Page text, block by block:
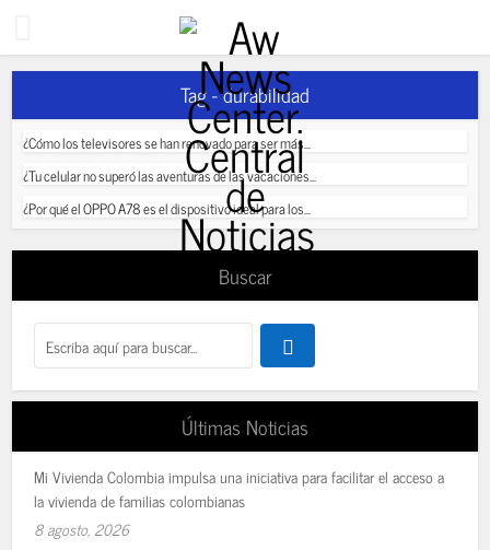
Tag - durabilidad
¿Cómo los televisores se han renovado para ser más...
¿Tu celular no superó las aventuras de las vacaciones...
¿Por qué el OPPO A78 es el dispositivo ideal para los...
Buscar
Últimas Noticias
Mi Vivienda Colombia impulsa una iniciativa para facilitar el acceso a
la vivienda de familias colombianas
8 agosto, 2026